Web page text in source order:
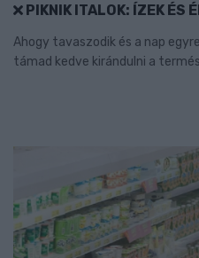
PIKNIK ITALOK: ÍZEK ÉS
Ahogy tavaszodik és a nap
támad kedve kirándulni a